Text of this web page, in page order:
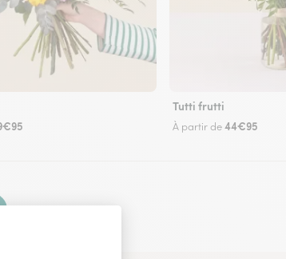
Tutti frutti
À partir de44€95